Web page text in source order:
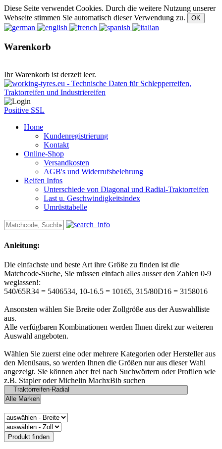
Diese Seite verwendet Cookies. Durch die weitere Nutzung unserer
Webseite stimmen Sie automatisch dieser Verwendung zu.
Warenkorb
Ihr Warenkorb ist derzeit leer.
Positive SSL
Home
Kundenregistrierung
Kontakt
Online-Shop
Versandkosten
AGB's und Widerrufsbelehrung
Reifen Infos
Unterschiede von Diagonal und Radial-Traktorreifen
Last u. Geschwindigkeitsindex
Umrüsttabelle
Anleitung:
Die einfachste und beste Art ihre Größe zu finden ist die
Matchcode-Suche, Sie müssen einfach alles ausser den Zahlen 0-9
weglassen!:
540/65R34 = 5406534, 10-16.5 = 10165, 315/80D16 = 3158016
Ansonsten wählen Sie Breite oder Zollgröße aus der Auswahlliste
aus.
Alle verfügbaren Kombinationen werden Ihnen direkt zur weiteren
Auswahl angeboten.
Wählen Sie zuerst eine oder mehrere Kategorien oder Hersteller aus
den Menüsaus, so werden Ihnen die Größen nur aus dieser Wahl
angezeigt. Sie können aber frei nach Suchwörtern oder Profilen wie
z.B. Stapler oder Michelin MachxBib suchen